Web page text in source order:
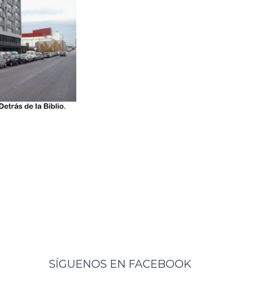
SÍGUENOS EN FACEBOOK